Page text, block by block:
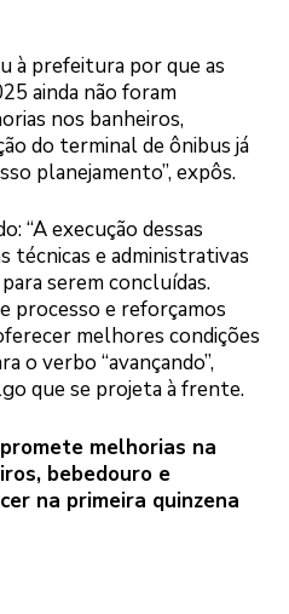
à prefeitura por que as
ainda não foram
nos banheiros,
do terminal de ônibus já
planejamento”, expôs.
“A execução dessas
técnicas e administrativas
serem concluídas.
processo e reforçamos
melhores condições
o verbo “avançando”,
que se projeta à frente.
melhorias na
bebedouro e
na primeira quinzena